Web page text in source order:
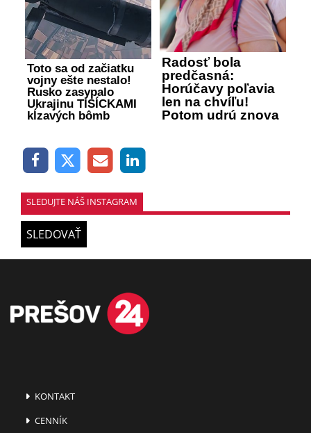
Toto sa od začiatku
vojny ešte nestalo!
Rusko zasypalo
Ukrajinu TISÍCKAMI
kĺzavých bômb
Radosť bola
predčasná:
Horúčavy poľavia
len na chvíľu!
Potom udrú znova
SLEDUJTE NÁŠ INSTAGRAM
SLEDOVAŤ
KONTAKT
CENNÍK